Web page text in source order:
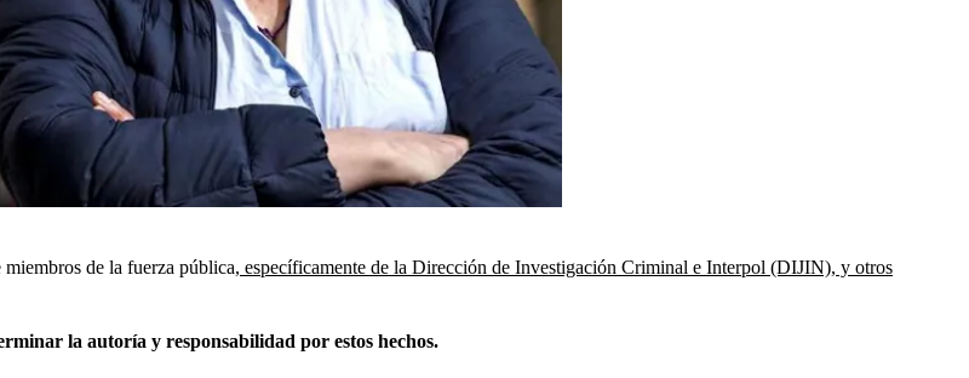
de la fuerza pública, específicamente de la Dirección de Investigación Criminal e Interpol (DIJIN), y otros
la autoría y responsabilidad por estos hechos.